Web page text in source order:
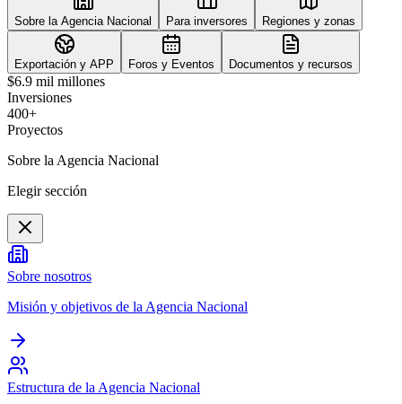
Sobre la Agencia Nacional Para inversores Regiones y zonas
Exportación y APP Foros y Eventos Documentos y recursos
$6.9 mil millones
Inversiones
400+
Proyectos
Sobre la Agencia Nacional
Elegir sección
Sobre nosotros
Misión y objetivos de la Agencia Nacional
Estructura de la Agencia Nacional